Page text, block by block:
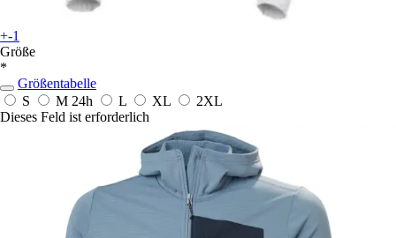
+-1
Größe
*
Größentabelle
S
M 24h L XL
2XL
Dieses Feld ist erforderlich